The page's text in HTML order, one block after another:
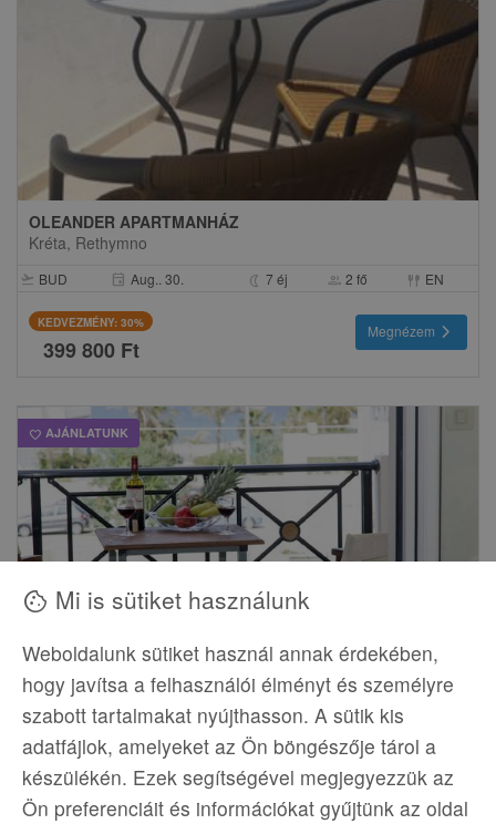
OLEANDER APARTMANHÁZ
Kréta, Rethymno
flight_takeoff BUD event Aug.. 30. nightlight 7 éj group 2 fő fork_spoon EN
KEDVEZMÉNY: 30%
399 800 Ft
Megnézemchevron_right
favorite AJÁNLATUNK
Nyugat-Kréta, Agia Marina
BUD Aug.. 23. nightlight 7 éj group2 fő EN
cookie Mi is sütiket használunk
Weboldalunk sütiket használ annak érdekében,
hogy javítsa a felhasználói élményt és személyre
szabott tartalmakat nyújthasson. A sütik kis
adatfájlok, amelyeket az Ön böngészője tárol a
készülékén. Ezek segítségével megjegyezzük az
Ön preferenciáit és információkat gyűjtünk az oldal